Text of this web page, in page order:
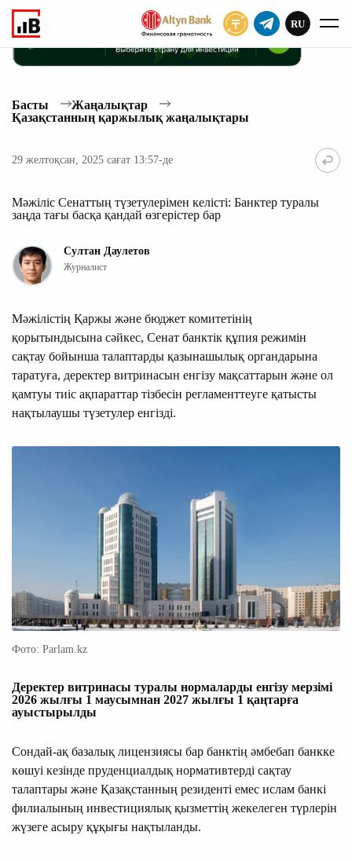
ЖАЗЫЛУ
RU
Басты
Жаңалықтар
Қазақстанның қаржылық жаңалықтары
29 желтоқсан, 2025 сағат 13:57-де
Мәжіліс Сенаттың түзетулерімен келісті: Банктер туралы
заңда тағы басқа қандай өзгерістер бар
Султан Даулетов
Журналист
Мәжілістің Қаржы және бюджет комитетінің
қорытындысына сәйкес, Сенат банктік құпия режимін
сақтау бойынша талаптарды қазынашылық органдарына
таратуға, деректер витринасын енгізу мақсаттарын және ол
қамтуы тиіс ақпараттар тізбесін регламенттеуге қатысты
нақтылаушы түзетулер енгізді.
Фото: Parlam.kz
Деректер витринасы туралы нормаларды енгізу мерзімі
2026 жылғы 1 маусымнан 2027 жылғы 1 қаңтарға
ауыстырылды
Сондай-ақ базалық лицензиясы бар банктің әмбебап банкке
көшуі кезінде пруденциалдық нормативтерді сақтау
талаптары және Қазақстанның резиденті емес ислам банкі
филиалының инвестициялық қызметтің жекелеген түрлерін
жүзеге асыру құқығы нақтыланды.